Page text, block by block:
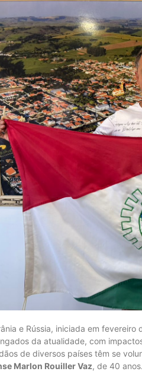
e Rússia, iniciada em
da atualidade, com
de diversos países têm se
Marlon Rouiller Vaz, de 40 anos.